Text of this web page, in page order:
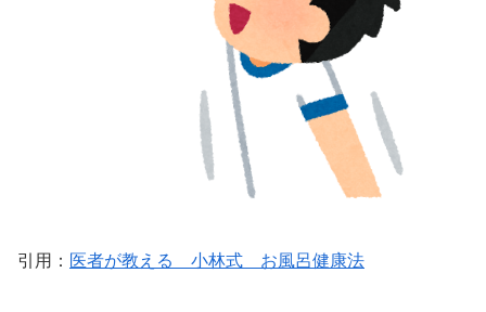
引用： 医者が教える 小林式 お風呂健康法